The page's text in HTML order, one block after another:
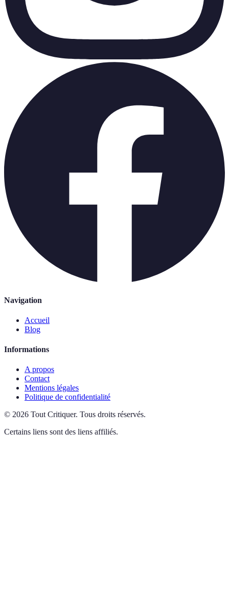
Navigation
Accueil
Blog
Informations
A propos
Contact
Mentions légales
Politique de confidentialité
© 2026 Tout Critiquer. Tous droits réservés.
Certains liens sont des liens affiliés.